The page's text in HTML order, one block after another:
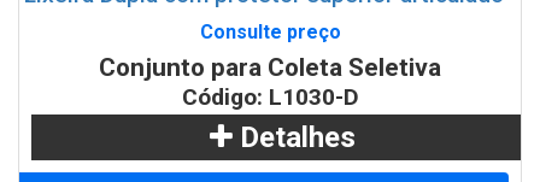
Consulte preço
Conjunto para Coleta Seletiva
Código: L1030-D
Detalhes